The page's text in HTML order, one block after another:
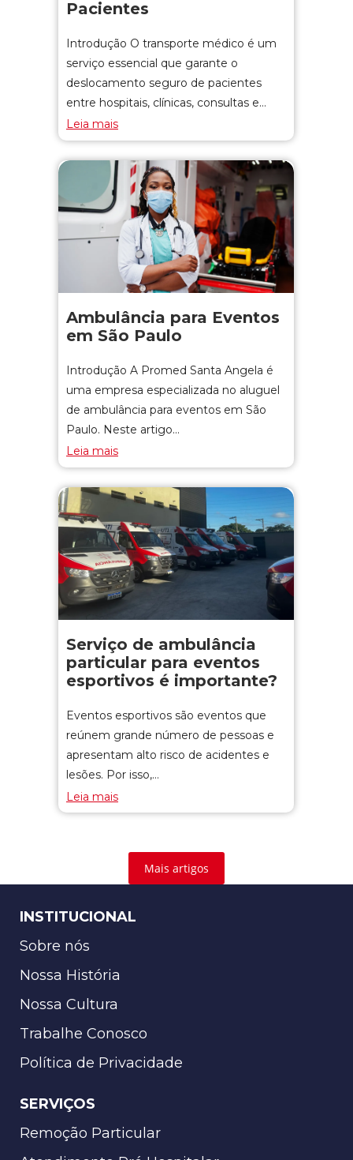
Pacientes
Introdução O transporte médico é um
serviço essencial que garante o
deslocamento seguro de pacientes
entre hospitais, clínicas, consultas e…
Leia mais
Ambulância para Eventos
em São Paulo
Introdução A Promed Santa Angela é
uma empresa especializada no aluguel
de ambulância para eventos em São
Paulo. Neste artigo…
Leia mais
Serviço de ambulância
particular para eventos
esportivos é importante?
Eventos esportivos são eventos que
reúnem grande número de pessoas e
apresentam alto risco de acidentes e
lesões. Por isso,…
Leia mais
Mais artigos
INSTITUCIONAL
Sobre nós
Nossa História
Nossa Cultura
Trabalhe Conosco
Política de Privacidade
SERVIÇOS
Remoção Particular